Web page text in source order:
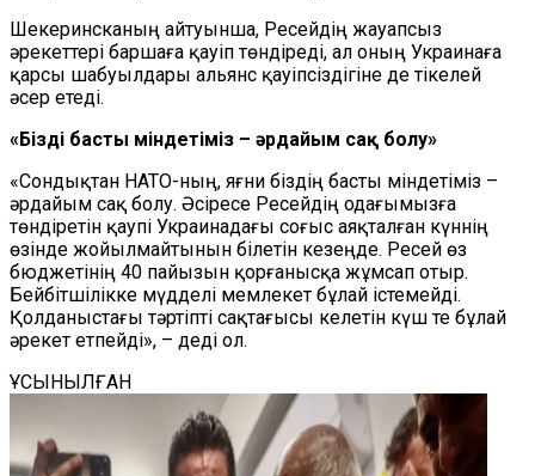
Шекеринсканың айтуынша, Ресейдің жауапсыз
әрекеттері баршаға қауіп төндіреді, ал оның Украинаға
қарсы шабуылдары альянс қауіпсіздігіне де тікелей
әсер етеді.
«Біздің басты міндетіміз – әрдайым сақ болу»
«Сондықтан НАТО-ның, яғни біздің басты міндетіміз –
әрдайым сақ болу. Әсіресе Ресейдің одағымызға
төндіретін қаупі Украинадағы соғыс аяқталған күннің
өзінде жойылмайтынын білетін кезеңде. Ресей өз
бюджетінің 40 пайызын қорғанысқа жұмсап отыр.
Бейбітшілікке мүдделі мемлекет бұлай істемейді.
Қолданыстағы тәртіпті сақтағысы келетін күш те бұлай
әрекет етпейді», – деді ол.
ҰСЫНЫЛҒАН